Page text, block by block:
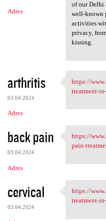
Adres
of our Delhi
well-known
activities
privacy,
kissing.
arthritis
03.04.2024
Adres
https://
https://
treatment-
back pain
03.04.2024
Adres
https://
https://
pain-
cervical
03.04.2024
https://
https://
treatment-